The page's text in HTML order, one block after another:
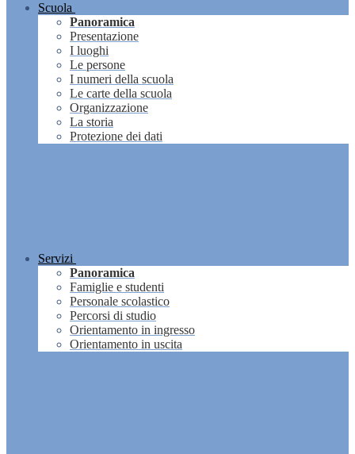
Scuola
Panoramica
Presentazione
I luoghi
Le persone
I numeri della scuola
Le carte della scuola
Organizzazione
La storia
Protezione dei dati
Servizi
Panoramica
Famiglie e studenti
Personale scolastico
Percorsi di studio
Orientamento in ingresso
Orientamento in uscita